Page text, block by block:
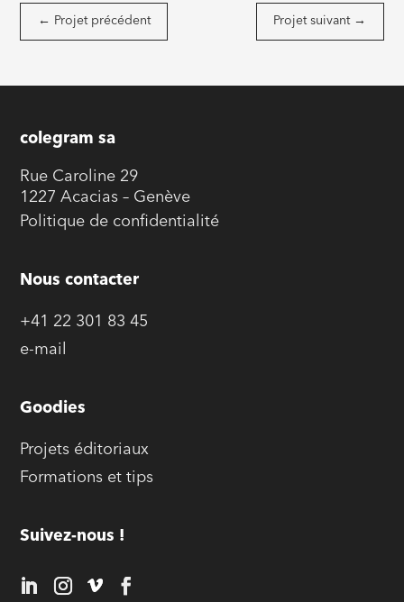
← Projet précédent Projet suivant→
colegram sa
Rue Caroline 29
1227 Acacias – Genève
Politique de confidentialité
Nous contacter
+41 22 301 83 45
e-mail
Goodies
Projets éditoriaux
Formations et tips
Suivez-nous !